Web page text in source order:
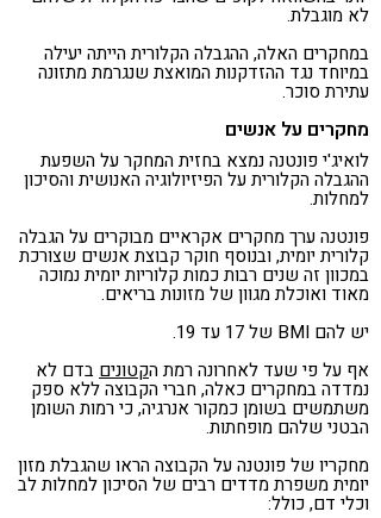
לא מוגבלת.
במחקרים האלה, ההגבלה הקלורית הייתה יעילה
במיוחד נגד ההזדקנות המואצת שנגרמת מתזונה
עתירת סוכר.
מחקרים על אנשים
לואיג'י פונטנה נמצא בחזית המחקר על השפעת
ההגבלה הקלורית על הפיזיולוגיה האנושית והסיכון
למחלות.
פונטנה ערך מחקרים אקראיים מבוקרים על הגבלה
קלורית יומית, ובנוסף חוקר קבוצת אנשים שצורכת
במכוון זה שנים רבות כמות קלוריות יומית נמוכה
מאוד ואוכלת מגוון של מזונות בריאים.
יש להם BMI של 17 עד 19.
אף על פי שעד לאחרונה רמת הקטונים בדם לא
נמדדה במחקרים כאלה, חברי הקבוצה ללא ספק
משתמשים בשומן כמקור אנרגיה, כי רמות השומן
הבטני שלהם מופחתות.
מחקריו של פונטנה על הקבוצה הראו שהגבלת מזון
יומית משפרת מדדים רבים של הסיכון למחלות לב
וכלי דם, כולל: